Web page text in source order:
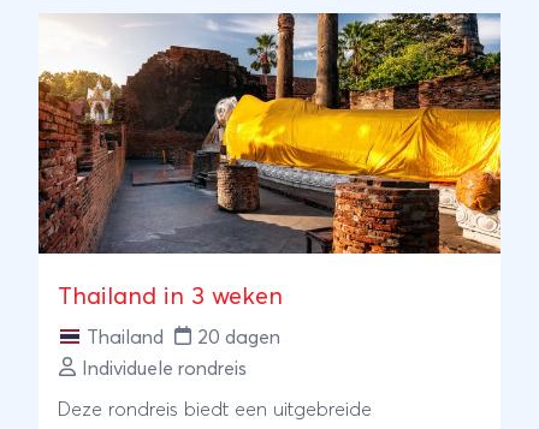
Thailand in 3 weken
Thailand
20 dagen
Individuele rondreis
Deze rondreis biedt een uitgebreide